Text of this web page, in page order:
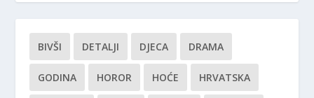
BIVŠI DETALJI DJECA DRAMA
GODINA HOROR HOĆE HRVATSKA